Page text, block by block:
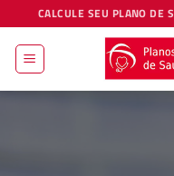
to
content
CALCULE SEU PLANO DE